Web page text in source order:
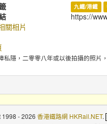
九鐵/港鐵
https://
關相片
私隱，二零零八年或以後拍攝的照片
- 2026 香港鐵路網 HKRail.NET.